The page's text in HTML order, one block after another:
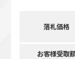
落札価格
お客様受取